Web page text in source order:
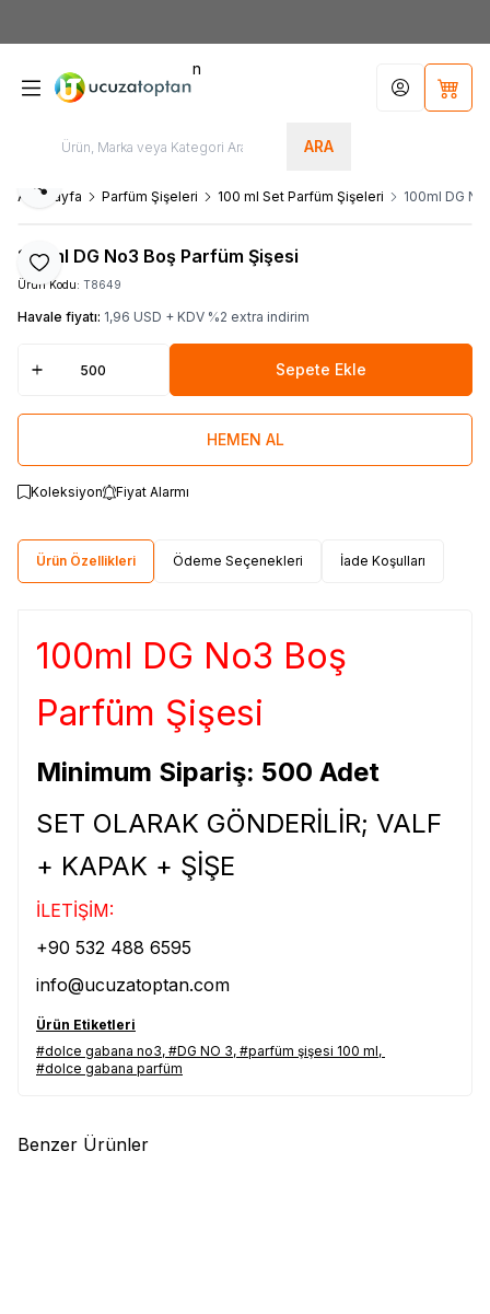
n
ARA
Hesabım
Ana Sayfa Parfüm Şişeleri 100 ml Set Parfüm Şişeleri 100ml DG
Favoriye Ekle
Paylaş
100ml DG No3 Boş Parfüm Şişesi
Ürün Kodu: T8649
Havale fiyatı: 1,96 USD + KDV %2 extra indirim
Sepete Ekle
HEMEN AL
Koleksiyon Fiyat Alarmı
Ürün Özellikleri Ödeme Seçenekleri İade Koşulları
100ml DG No3 Boş
Parfüm Şişesi
Minimum Sipariş: 500 Adet
SET OLARAK GÖNDERİLİR; VALF
+ KAPAK + ŞİŞE
İLETİŞİM:
+90 532 488 6595
info@ucuzatoptan.com
Ürün Etiketleri
#dolce gabana no3, #DG NO 3, #parfüm şişesi 100 ml,
#dolce gabana parfüm
Benzer Ürünler